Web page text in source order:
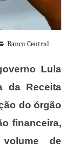
Banco Central
Lula
da Receita
do órgão
financeira,
de